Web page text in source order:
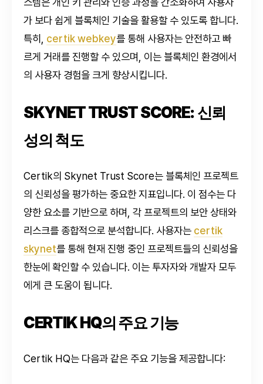
가 보다 쉽게 블록체인 기술을 활용할 수 있도록 합니다.
특히, certik webkey를 통해 사용자는 안전하고 빠
르게 거래를 진행할 수 있으며, 이는 블록체인 환경에서
의 사용자 경험을 크게 향상시킵니다.
SKYNET TRUST SCORE: 신뢰
성의 척도
Certik의 Skynet Trust Score는 블록체인 프로젝트
의 신뢰성을 평가하는 중요한 지표입니다. 이 점수는 다
양한 요소를 기반으로 하며, 각 프로젝트의 보안 상태와
리스크를 종합적으로 분석합니다. 사용자는 certik
skynet를 통해 현재 진행 중인 프로젝트들의 신뢰성을
한눈에 확인할 수 있습니다. 이는 투자자와 개발자 모두
에게 큰 도움이 됩니다.
CERTIK HQ의 주요 기능
Certik HQ는 다음과 같은 주요 기능을 제공합니다: